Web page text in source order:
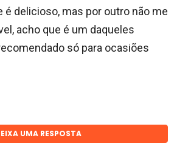
é delicioso, mas por outro não me
acho que é um daqueles
só para ocasiões
UMA RESPOSTA